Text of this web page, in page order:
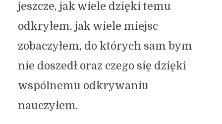
jeszcze, jak wiele dzięki temu
odkryłem, jak wiele miejsc
zobaczyłem, do których sam bym
nie doszedł oraz czego się dzięki
wspólnemu odkrywaniu
nauczyłem.